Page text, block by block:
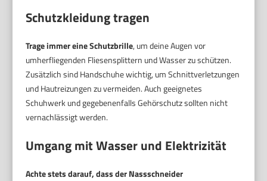
Schutzkleidung tragen
Trage immer eine Schutzbrille, um deine Augen vor
umherfliegenden Fliesensplittern und Wasser zu schützen.
Zusätzlich sind Handschuhe wichtig, um Schnittverletzungen
und Hautreizungen zu vermeiden. Auch geeignetes
Schuhwerk und gegebenenfalls Gehörschutz sollten nicht
vernachlässigt werden.
Umgang mit Wasser und Elektrizität
Achte stets darauf, dass der Nassschneider